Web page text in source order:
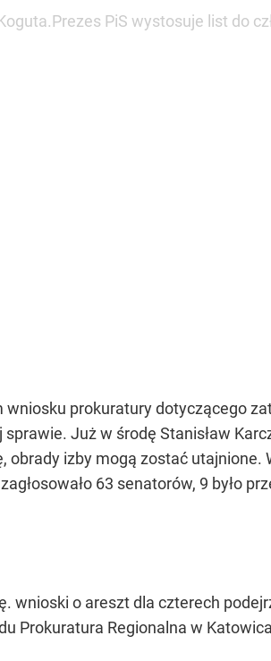
PiS wystosuje list do
prokuratury dotyczącego
Już w środę Stanisław
obrady izby mogą zostać utajnione.
63 senatorów, 9 było
wnioski o areszt dla czterech
Prokuratura Regionalna w